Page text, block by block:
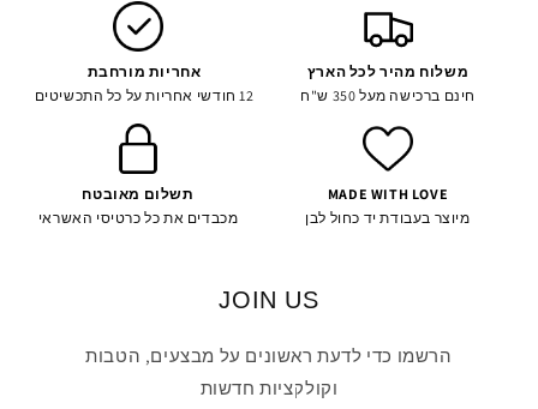
משלוח מהיר לכל הארץ
חינם ברכישה מעל 350 ש"ח
אחריות מורחבת
12 חודשי אחריות על כל התכשיטים
MADE WITH LOVE
מיוצר בעבודת יד כחול לבן
תשלום מאובטח
מכבדים את כל כרטיסי האשראי
JOIN US
הרשמו כדי לדעת ראשונים על מבצעים, הטבות
וקולקציות חדשות